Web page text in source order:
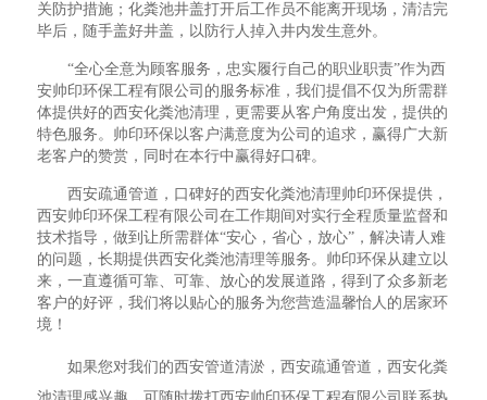
关防护措施；化粪池井盖打开后工作员不能离开现场，清洁完
毕后，随手盖好井盖，以防行人掉入井内发生意外。
“全心全意为顾客服务，忠实履行自己的职业职责”作为西
安帅印环保工程有限公司的服务标准，我们提倡不仅为所需群
体提供好的西安化粪池清理，更需要从客户角度出发，提供的
特色服务。帅印环保以客户满意度为公司的追求，赢得广大新
老客户的赞赏，同时在本行中赢得好口碑。
西安疏通管道，口碑好的西安化粪池清理帅印环保提供，
西安帅印环保工程有限公司在工作期间对实行全程质量监督和
技术指导，做到让所需群体“安心，省心，放心”，解决请人难
的问题，长期提供西安化粪池清理等服务。帅印环保从建立以
来，一直遵循可靠、可靠、放心的发展道路，得到了众多新老
客户的好评，我们将以贴心的服务为您营造温馨怡人的居家环
境！
如果您对我们的西安管道清淤，西安疏通管道，西安化粪